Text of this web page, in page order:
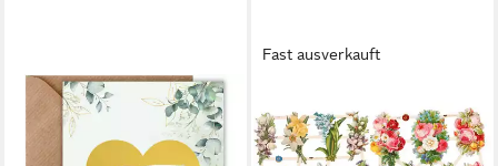
THINGS OF HAPPINESS
Postkarte Rubbelkarte Blanko,
Glückslos, Rubellos,
Fast ausverkauft
Motivpapier Vintage-
Glanzbilder Blumengruß, 2